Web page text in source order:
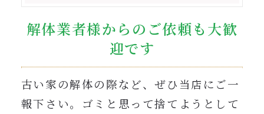
解体業者様からのご依頼も大歓
迎です
古い家の解体の際など、ぜひ当店にご一
報下さい。ゴミと思って捨てようとして